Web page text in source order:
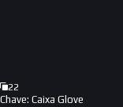
22
Chave: Caixa Glove